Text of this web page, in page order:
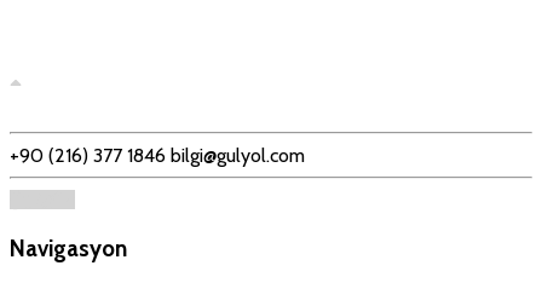
+90 (216) 377 1846 bilgi@gulyol.com
Navigasyon